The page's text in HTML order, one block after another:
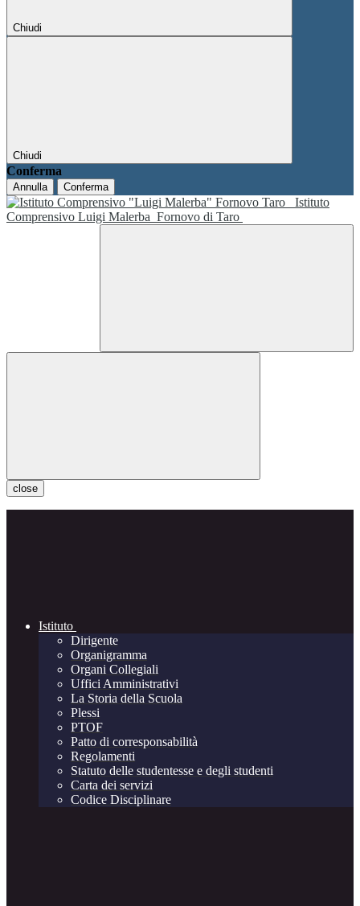
Chiudi
Chiudi
Conferma
Annulla Conferma
Istituto
Comprensivo Luigi Malerba Fornovo di Taro
close
Istituto
Dirigente
Organigramma
Organi Collegiali
Uffici Amministrativi
La Storia della Scuola
Plessi
PTOF
Patto di corresponsabilità
Regolamenti
Statuto delle studentesse e degli studenti
Carta dei servizi
Codice Disciplinare